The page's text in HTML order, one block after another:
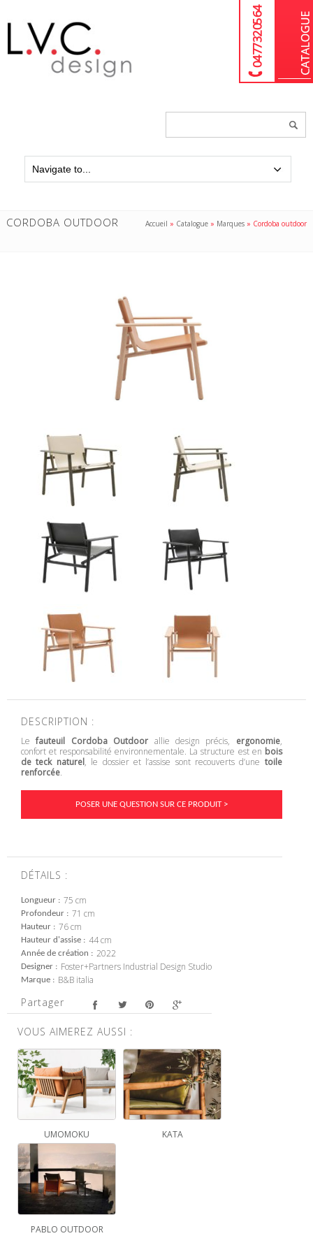
04 77 32 05 64
CORDOBA OUTDOOR Accueil » Catalogue » Marques » Cordoba outdoor
DESCRIPTION :
Lefauteuil Cordoba Outdoor allie design précis, ergonomie,
confort et responsabilité environnementale. La structure est en bois
de teck naturel, le dossier et l’assise sont recouverts d’une toile
renforcée.
POSER UNE QUESTION SUR CE PRODUIT >
DÉTAILS :
Longueur 75 cm
Profondeur 71 cm
Hauteur 76 cm
Hauteur d'assise 44 cm
Année de création 2022
Designer Foster+Partners Industrial Design Studio
Marque B&B italia
Partager
VOUS AIMEREZ AUSSI :
UMOMOKU KATA
PABLO OUTDOOR